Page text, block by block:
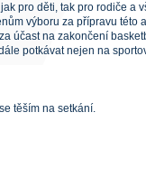
pro děti, tak pro rodiče a
výboru za přípravu této
účast na zakončení
potkávat nejen na
těším na setkání.